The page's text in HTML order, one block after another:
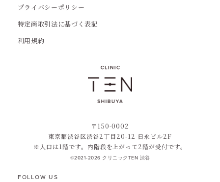
プライバシーポリシー
特定商取引法に基づく表記
利用規約
〒150-0002
東京都渋谷区渋谷2丁目20-12 日永ビル2F
※入口は1階です。内階段を上がって2階が受付です。
©2021-2026 クリニックTEN 渋谷
FOLLOW US